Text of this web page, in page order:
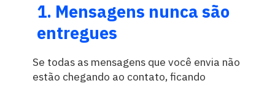
1. Mensagens nunca são
entregues
Se todas as mensagens que você envia não
estão chegando ao contato, ficando